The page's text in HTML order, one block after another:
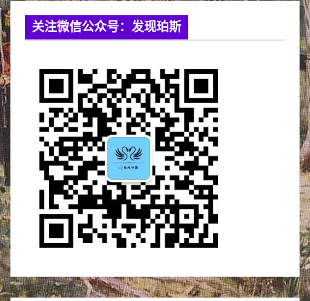
关注微信公众号：发现珀斯